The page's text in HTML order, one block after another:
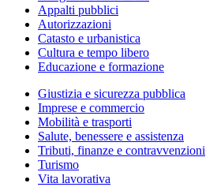
Appalti pubblici
Autorizzazioni
Catasto e urbanistica
Cultura e tempo libero
Educazione e formazione
Giustizia e sicurezza pubblica
Imprese e commercio
Mobilità e trasporti
Salute, benessere e assistenza
Tributi, finanze e contravvenzioni
Turismo
Vita lavorativa